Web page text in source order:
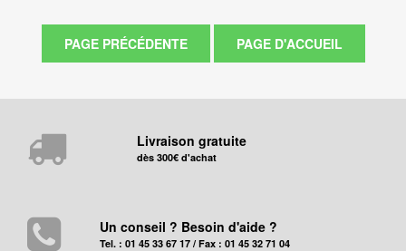
Livraison gratuite
dès 300€ d'achat
Un conseil ? Besoin d'aide ?
Tel. : 01 45 33 67 17 / Fax : 01 45 32 71 04